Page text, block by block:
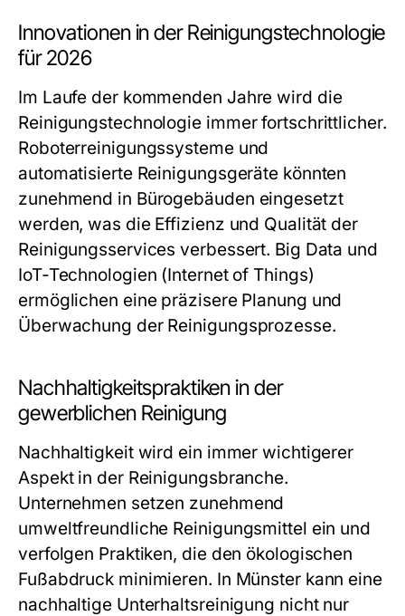
Innovationen in der Reinigungstechnologie
für 2026
Im Laufe der kommenden Jahre wird die
Reinigungstechnologie immer fortschrittlicher.
Roboterreinigungssysteme und
automatisierte Reinigungsgeräte könnten
zunehmend in Bürogebäuden eingesetzt
werden, was die Effizienz und Qualität der
Reinigungsservices verbessert. Big Data und
IoT-Technologien (Internet of Things)
ermöglichen eine präzisere Planung und
Überwachung der Reinigungsprozesse.
Nachhaltigkeitspraktiken in der
gewerblichen Reinigung
Nachhaltigkeit wird ein immer wichtigerer
Aspekt in der Reinigungsbranche.
Unternehmen setzen zunehmend
umweltfreundliche Reinigungsmittel ein und
verfolgen Praktiken, die den ökologischen
Fußabdruck minimieren. In Münster kann eine
nachhaltige Unterhaltsreinigung nicht nur